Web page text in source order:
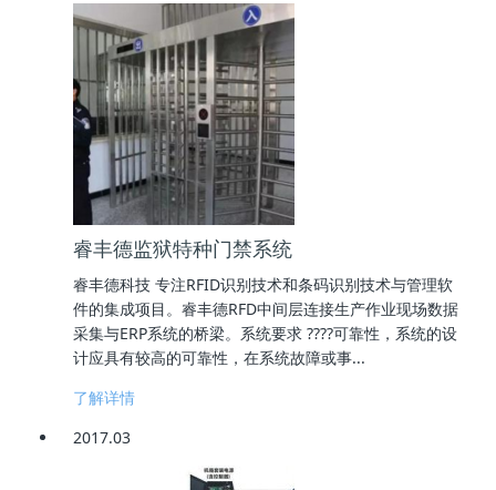
睿丰德监狱特种门禁系统
睿丰德科技 专注RFID识别技术和条码识别技术与管理软
件的集成项目。睿丰德RFD中间层连接生产作业现场数据
采集与ERP系统的桥梁。系统要求 ????可靠性，系统的设
计应具有较高的可靠性，在系统故障或事...
了解详情
2017.03